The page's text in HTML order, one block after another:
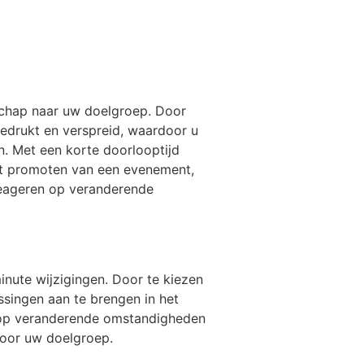
naar uw doelgroep. Door
en verspreid, waardoor u
Met een korte doorlooptijd
van een evenement,
op veranderende
wijzigingen. Door te kiezen
aan te brengen in het
veranderende omstandigheden
uw doelgroep.